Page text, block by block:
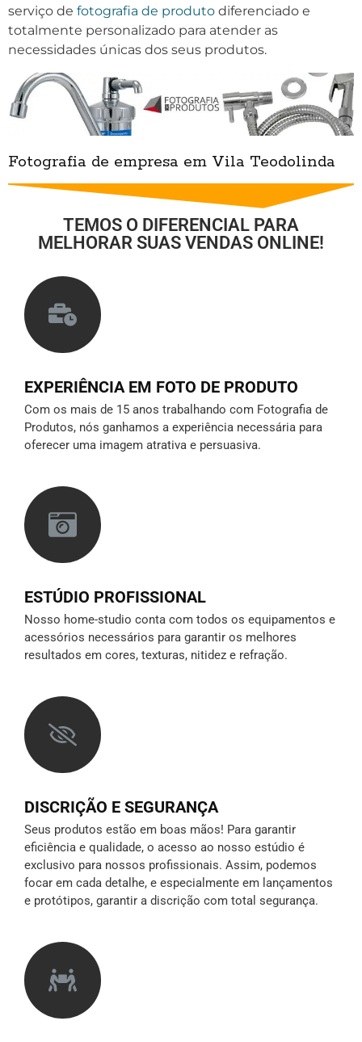
serviço de fotografia de produto diferenciado e
totalmente personalizado para atender as
necessidades únicas dos seus produtos.
Fotografia de empresa em Vila Teodolinda
TEMOS O DIFERENCIAL PARA
MELHORAR SUAS VENDAS ONLINE!
EXPERIÊNCIA EM FOTO DE PRODUTO
Com os mais de 15 anos trabalhando com Fotografia de
Produtos, nós ganhamos a experiência necessária para
oferecer uma imagem atrativa e persuasiva.
ESTÚDIO PROFISSIONAL
Nosso home-studio conta com todos os equipamentos e
acessórios necessários para garantir os melhores
resultados em cores, texturas, nitidez e refração.
DISCRIÇÃO E SEGURANÇA
Seus produtos estão em boas mãos! Para garantir
eficiência e qualidade, o acesso ao nosso estúdio é
exclusivo para nossos profissionais. Assim, podemos
focar em cada detalhe, e especialmente em lançamentos
e protótipos, garantir a discrição com total segurança.